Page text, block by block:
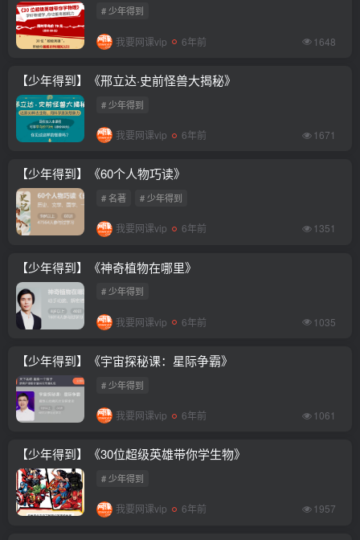
# 少年得到
我要网课vip 6年前 1648
【少年得到】《邢立达·史前怪兽大揭秘》
# 少年得到
我要网课vip 6年前 1671
【少年得到】《60个人物巧读》
# 名著 # 少年得到
我要网课vip 6年前 1351
【少年得到】《神奇植物在哪里》
# 少年得到
我要网课vip 6年前 1035
【少年得到】《宇宙探秘课：星际争霸》
# 少年得到
我要网课vip 6年前 1061
【少年得到】《30位超级英雄带你学生物》
# 少年得到
我要网课vip 6年前 1957